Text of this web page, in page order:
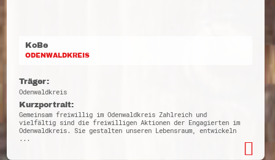
KoBe
ODENWALDKREIS
Träger:
Odenwaldkreis
Kurzportrait:
Gemeinsam freiwillig im Odenwaldkreis Zahlreich und
vielfältig sind die freiwilligen Aktionen der Engagierten im
Odenwaldkreis. Sie gestalten unseren Lebensraum, entwickeln
...